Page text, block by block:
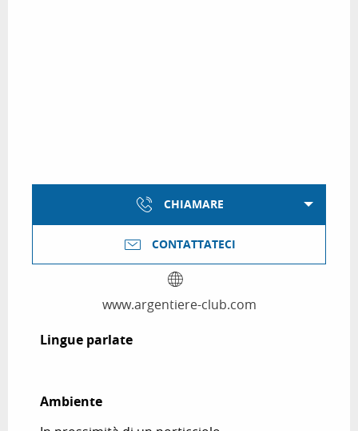
CHIAMARE
CONTATTATECI
www.argentiere-club.com
Lingue parlate
Lingue parlate
Ambiente
Ambiente